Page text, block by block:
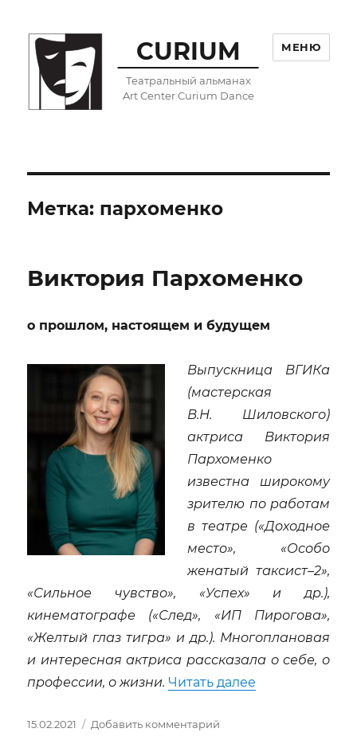
CURIUM
Театральный альманах
Art Center Curium Dance
МЕНЮ
Метка: пархоменко
Виктория Пархоменко
о прошлом, настоящем и будущем
Выпускница ВГИКа
(мастерская
В.Н. Шиловского)
актриса Виктория
Пархоменко
известна широкому
зрителю по работам
в театре («Доходное
место», «Особо
женатый таксист–2»,
«Сильное чувство», «Успех» и др.),
кинематографе («След», «ИП Пирогова»,
«Желтый глаз тигра» и др.). Многоплановая
и интересная актриса рассказала о себе, о
профессии, о жизни. Читать далее
Опубликовано
15.02.2021 Добавить комментарий